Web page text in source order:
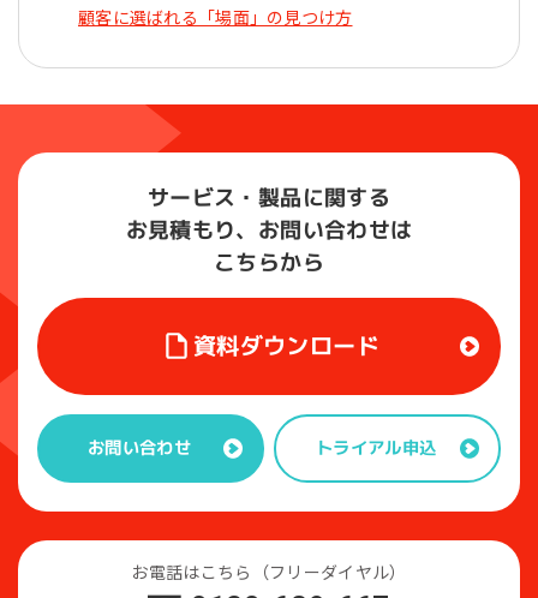
顧客に選ばれる「場面」の見つけ方
サービス・製品に関する
お見積もり、お問い合わせは
こちらから
資料ダウンロード
お問い合わせ トライアル申込
お電話はこちら（フリーダイヤル）